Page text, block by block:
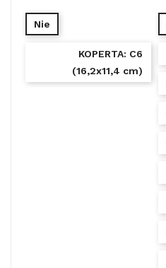
Nie
KOPERTA: C6
(16,2x11,4 cm)